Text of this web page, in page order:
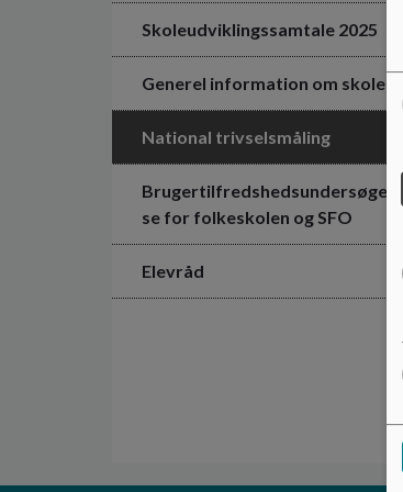
Skoleudviklingssamtale 2025
Generel information om skolen
National trivselsmåling
Brugertilfredshedsundersøgel
se for folkeskolen og SFO
Elevråd